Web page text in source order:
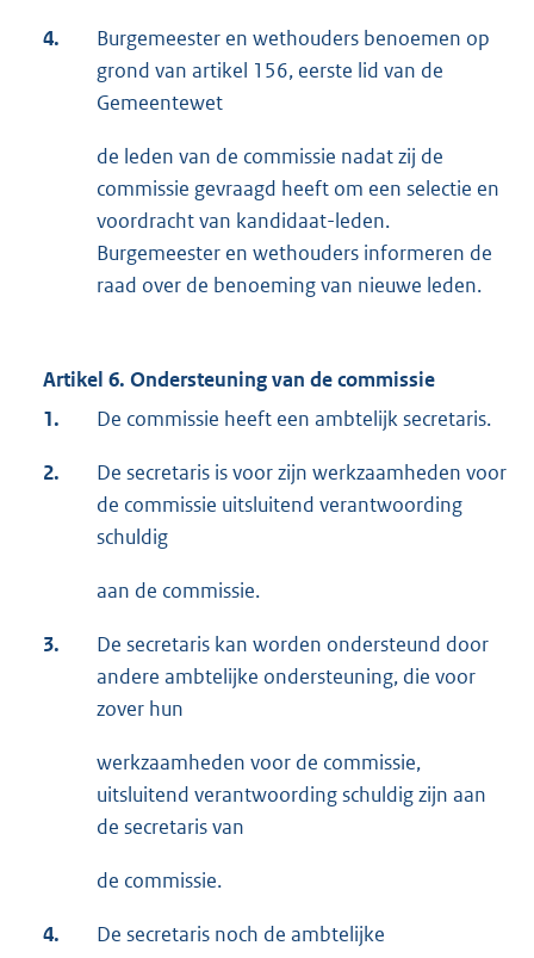
4.
Burgemeester en wethouders benoemen op
grond van artikel 156, eerste lid van de
Gemeentewet
de leden van de commissie nadat zij de
commissie gevraagd heeft om een selectie en
voordracht van kandidaat-leden.
Burgemeester en wethouders informeren de
raad over de benoeming van nieuwe leden.
Artikel 6. Ondersteuning van de commissie
1.
De commissie heeft een ambtelijk secretaris.
2.
De secretaris is voor zijn werkzaamheden voor
de commissie uitsluitend verantwoording
schuldig
aan de commissie.
3.
De secretaris kan worden ondersteund door
andere ambtelijke ondersteuning, die voor
zover hun
werkzaamheden voor de commissie,
uitsluitend verantwoording schuldig zijn aan
de secretaris van
de commissie.
4.
De secretaris noch de ambtelijke